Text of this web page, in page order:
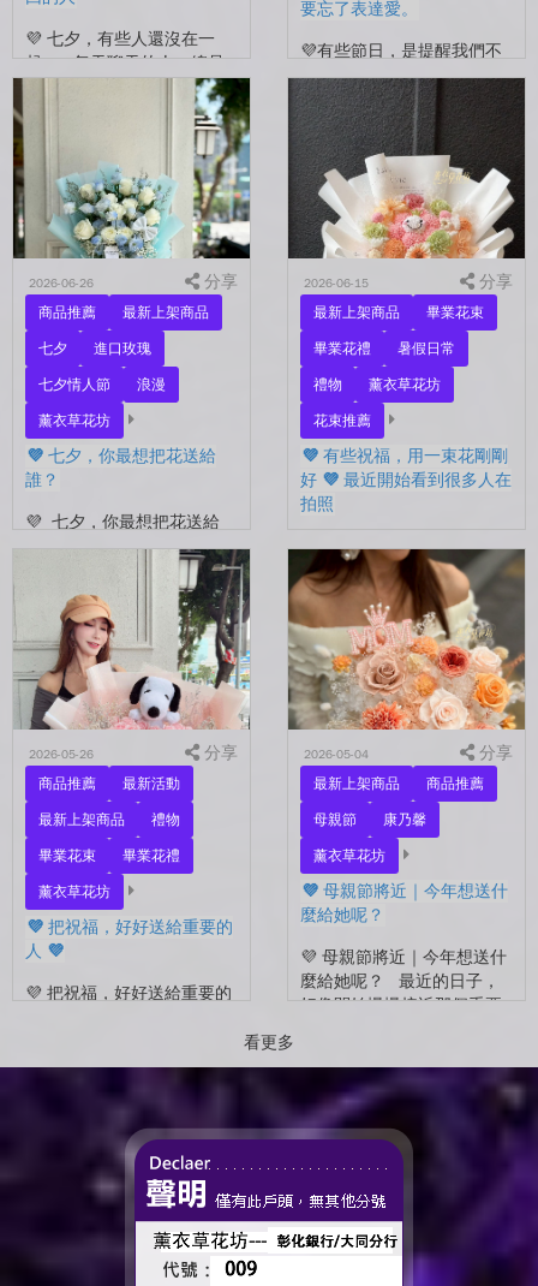
💜 七夕，有些人還沒在一
起。 每天聊天的人，總是
秒回的人， 會記得你愛喝什
麼、喜歡什麼的人。 你們
沒有說過喜歡，卻早已習慣
彼此存在。 七夕快到...
要忘了表達愛。
💜有些節日，是提醒我們不
要忘了表達愛。 平常的日
子，總是忙著工作、忙著生
活。 那些想說的謝謝、想
說的辛苦了、想說的我愛
你。 常常就這樣，留到了
下...
2026-06-26 分享
商品推薦
最新上架商品
七夕
進口玫瑰
七夕情人節
浪漫
薰衣草花坊
💜 七夕，你最想把花送給
誰？
💜 七夕，你最想把花送給
誰？ 是陪你走過每一天的
另一半，是一直默默支持你
的家人，還是那個努力生活
的自己？ 花，不一定要等
到特別的人才能收到。...
2026-06-15 分享
最新上架商品
畢業花束
畢業花禮
暑假日常
禮物
薰衣草花坊
花束推薦
💜 有些祝福，用一束花剛剛
好 💜 最近開始看到很多人在
拍照
💜 有些祝福，用一束花剛剛
好 💜 最近開始看到很多人
在拍照📷 穿著學士服、抱著
花束，笑著紀錄這段重要的
時光🤍 一路走到現在，一
定有很多不容易。 熬過考
試...
2026-05-26 分享
商品推薦
最新活動
最新上架商品
禮物
畢業花束
畢業花禮
薰衣草花坊
💜 把祝福，好好送給重要的
人 💜
💜 把祝福，好好送給重要的
很多，準備往下一段生活前
進的人。 那些一起走過的
2026-05-04 分享
最新上架商品
商品推薦
母親節
康乃馨
薰衣草花坊
💜 母親節將近｜今年想送什
麼給她呢？
💜 母親節將近｜今年想送什
麼給她呢？ 最近的日子，
好像開始慢慢接近那個重要
——有一個人，一直都...
看更多